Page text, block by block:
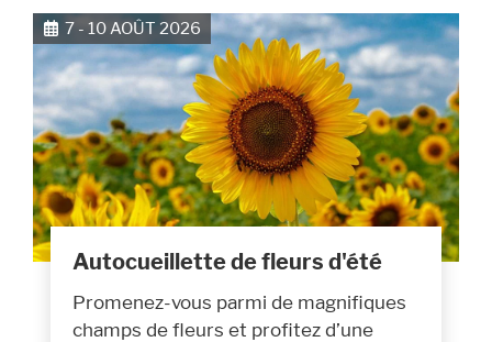
7 - 10 AOÛT 2026
Autocueillette de fleurs d'été
Promenez-vous parmi de magnifiques
champs de fleurs et profitez d’une